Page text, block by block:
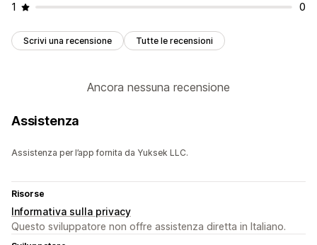
1 0
Scrivi una recensione Tutte le recensioni
Ancora nessuna recensione
Assistenza
Assistenza per l’app fornita da Yuksek LLC.
Risorse
Informativa sulla privacy
Questo sviluppatore non offre assistenza diretta in Italiano.